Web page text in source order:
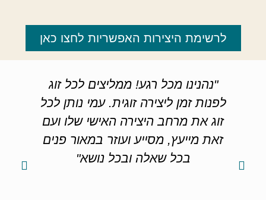
לרשימת היצירות האפשריות לחצו כאן
"נהנינו מכל רגע! ממליצים לכל זוג
לפנות זמן ליצירה זוגית. עמי נותן לכל
זוג את מרחב היצירה האישי שלו ועם
זאת מייעץ, מסייע ועוזר במאור פנים
בכל שאלה ובכל נושא"